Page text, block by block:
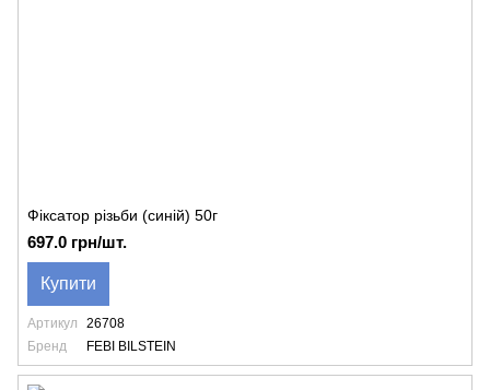
Фіксатор різьби (синій) 50г
697.0 грн/шт.
Купити
Артикул
26708
Бренд
FEBI BILSTEIN